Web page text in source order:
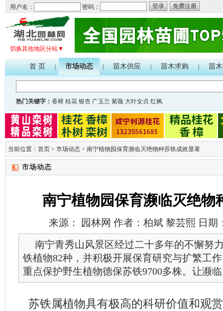
用户名： 密码： 登录 免费注册
切换其他地区分站▼
首 页 市场动态 苗木供应 苗木求购 苗
热门关键字： 香樟 桂花 银杏 广玉兰 紫薇 大叶女贞 红枫
当前位置： 首页 > 市场动态 > 南宁植物园保育濒临灭绝物种苏铁成效显著
市场动态
南宁植物园保育濒临灭绝物
来源： 园林网 作者：柏斌 黎芸熙 日期
南宁青秀山风景区经过二十多年的不懈努
铁植物82种，并积极开展保育研究与扩繁工
重点保护野生植物德保苏铁9700多株。让濒
苏铁属植物具有极高的科研价值和观